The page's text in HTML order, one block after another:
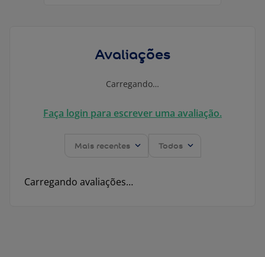
Avaliações
Carregando…
Faça login para escrever uma avaliação.
Mais recentes Todos
Carregando avaliações…